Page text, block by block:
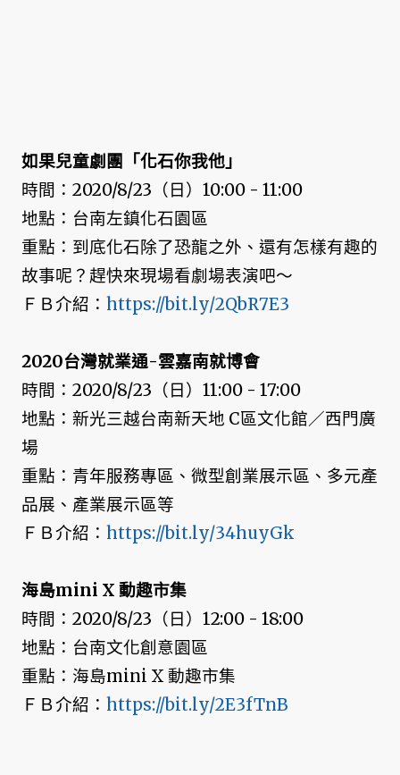
如果兒童劇團「化石你我他」
時間：2020/8/23（日）10:00 - 11:00
地點：台南左鎮化石園區
重點：到底化石除了恐龍之外、還有怎樣有趣的
故事呢？趕快來現場看劇場表演吧～
ＦＢ介紹： https://bit.ly/2QbR7E3
2020台灣就業通-雲嘉南就博會
時間：2020/8/23（日）11:00 - 17:00
地點：新光三越台南新天地 C區文化館／西門廣
場
重點：青年服務專區、微型創業展示區、多元產
品展、產業展示區等
ＦＢ介紹： https://bit.ly/34huyGk
海島mini X 動趣市集
時間：2020/8/23（日）12:00 - 18:00
地點：台南文化創意園區
重點：海島mini X 動趣市集
ＦＢ介紹： https://bit.ly/2E3fTnB